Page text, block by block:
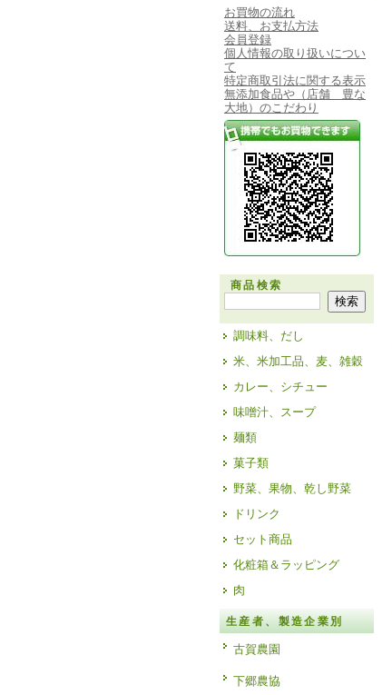
お買物の流れ
送料、お支払方法
会員登録
個人情報の取り扱いについ
て
特定商取引法に関する表示
無添加食品や（店舗 豊な
大地）のこだわり
商品検索
調味料、だし
米、米加工品、麦、雑穀
カレー、シチュー
味噌汁、スープ
麺類
菓子類
野菜、果物、乾し野菜
ドリンク
セット商品
化粧箱＆ラッピング
肉
生産者、製造企業別
古賀農園
下郷農協